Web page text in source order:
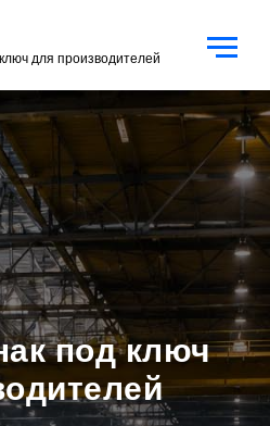
для производителей
под ключ